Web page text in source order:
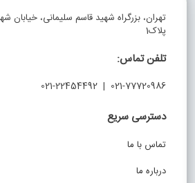
تهران، بزرگراه شهید قاسم سلیمانی، خیابان
پلاک1
تلفن تماس:
021-77720986 | 021-22454492
دسترسی سریع
تماس با ما
درباره ما